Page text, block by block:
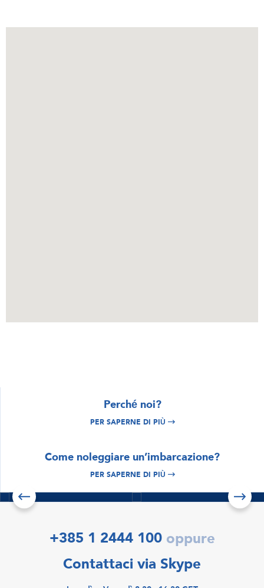
Perché noi?
PER SAPERNE DI PIÙ
Come noleggiare un’imbarcazione?
PER SAPERNE DI PIÙ
Istria e Quarnero
noleggio barche
Croazia noleggio
barche
Per saperne di più
+385 1 2444 100 oppure
Contattaci via Skype